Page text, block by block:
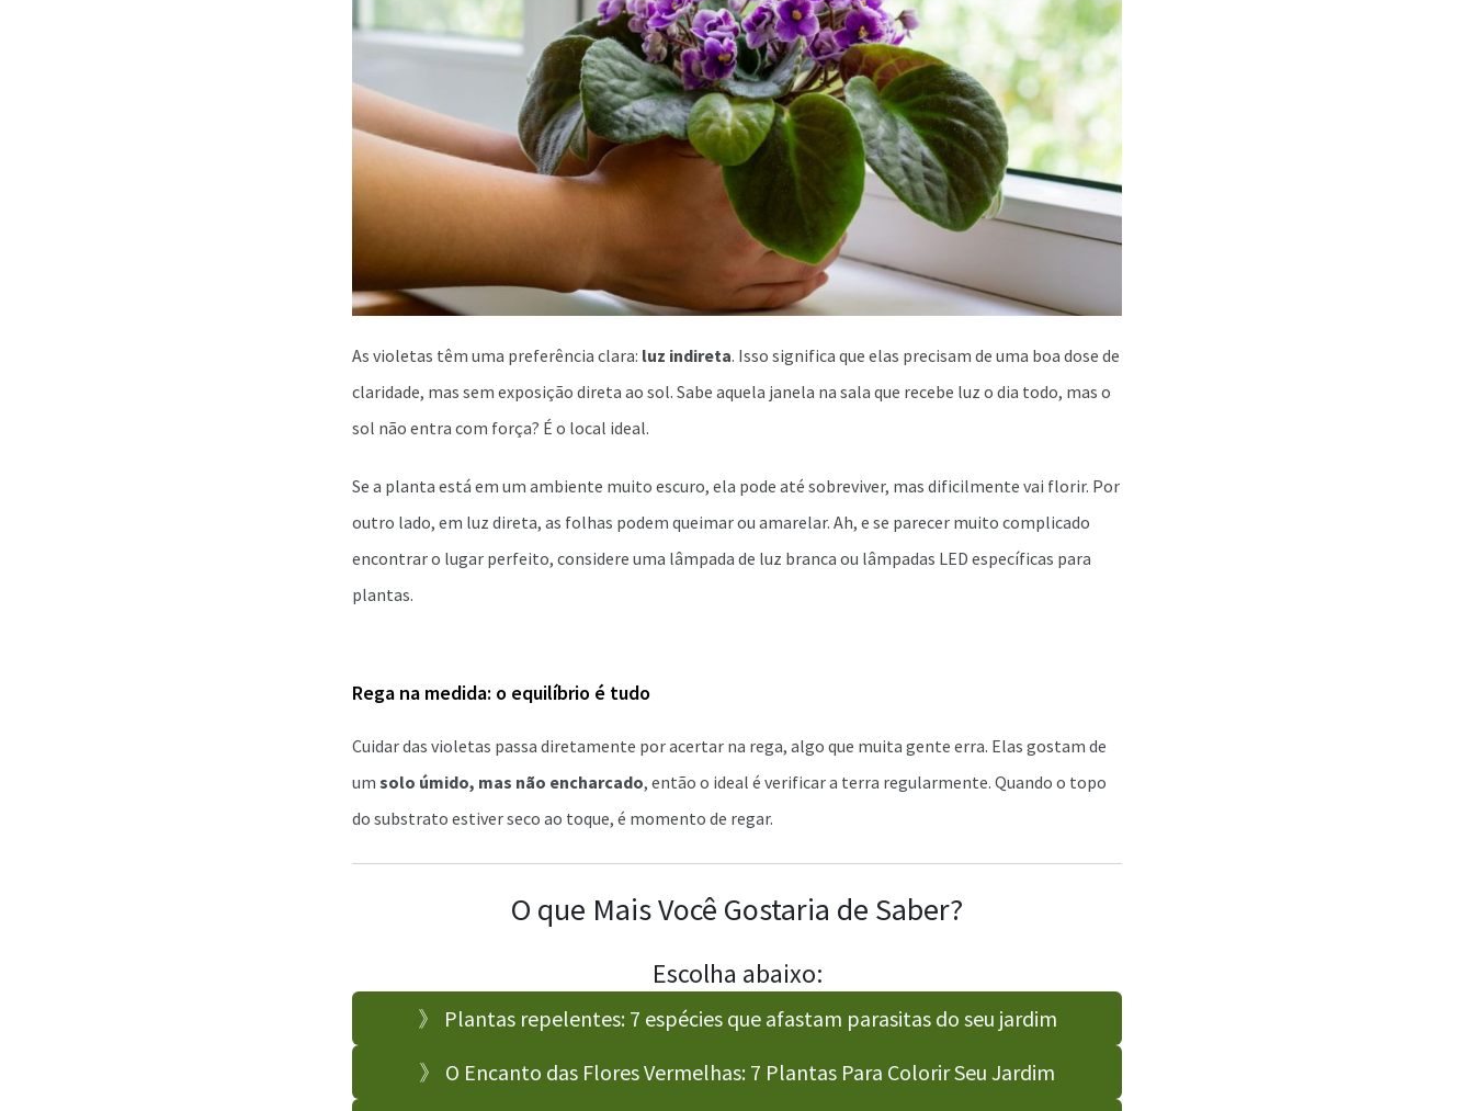
As violetas têm uma preferência clara: luz indireta. Isso significa que elas precisam de uma boa dose de
claridade, mas sem exposição direta ao sol. Sabe aquela janela na sala que recebe luz o dia todo, mas o
sol não entra com força? É o local ideal.
Se a planta está em um ambiente muito escuro, ela pode até sobreviver, mas dificilmente vai florir. Por
outro lado, em luz direta, as folhas podem queimar ou amarelar. Ah, e se parecer muito complicado
encontrar o lugar perfeito, considere uma lâmpada de luz branca ou lâmpadas LED específicas para
plantas.
Rega na medida: o equilíbrio é tudo
Cuidar das violetas passa diretamente por acertar na rega, algo que muita gente erra. Elas gostam de
um solo úmido, mas não encharcado, então o ideal é verificar a terra regularmente. Quando o topo
do substrato estiver seco ao toque, é momento de regar.
O que Mais Você Gostaria de Saber?
Escolha abaixo:
》 Plantas repelentes: 7 espécies que afastam parasitas do seu jardim
》 O Encanto das Flores Vermelhas: 7 Plantas Para Colorir Seu Jardim